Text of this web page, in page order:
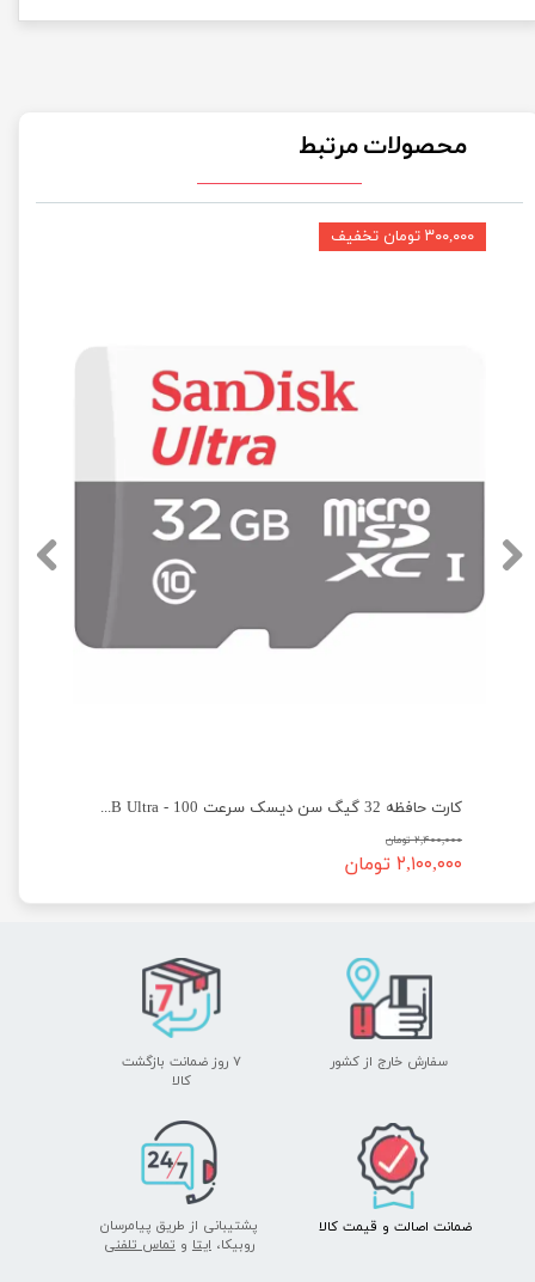
محصولات مرتبط
کارت حافظه 32 گیگ سن دیسک سرعت 100 - SanDisk micro SD 32GB Ultra
۲,۴۰۰,۰۰۰ تومان
۲,۱۰۰,۰۰۰ تومان
۳۰۰,۰۰۰ تومان تخفیف
پشتیبانی از طریق پیامرسان
روبیکا، ایتا و تماس تلفنی
سفارش خارج از کشور
۷ روز ضمانت بازگشت
​​​​​​​کالا
ضمانت اصالت و قیمت​​​​​​​ کالا ​​​​​​​